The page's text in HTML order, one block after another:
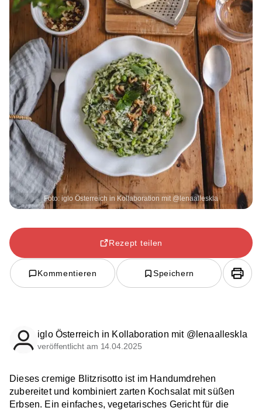
Foto: iglo Österreich in Kollaboration mit @lenaalleskla
Rezept teilen
Kommentieren Speichern
iglo Österreich in Kollaboration mit @lenaalleskla
veröffentlicht am 14.04.2025
Dieses cremige Blitzrisotto ist im Handumdrehen
zubereitet und kombiniert zarten Kochsalat mit süßen
Erbsen. Ein einfaches, vegetarisches Gericht für die